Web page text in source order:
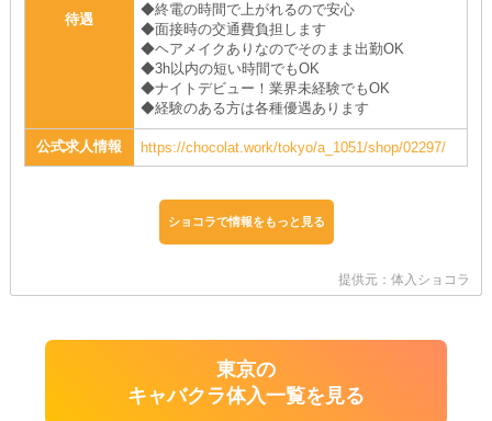
待遇
◆終電の時間で上がれるので安心
◆面接時の交通費負担します
◆ヘアメイクありなのでそのまま出勤OK
◆3h以内の短い時間でもOK
◆ナイトデビュー！業界未経験でもOK
◆経験のある方は各種優遇あります
公式求人情報 https://chocolat.work/tokyo/a_1051/shop/02297/
ショコラで情報をもっと見る
提供元：体入ショコラ
東京の
キャバクラ体入一覧を見る